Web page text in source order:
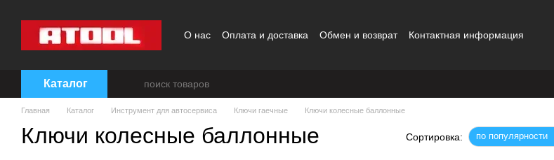
О нас Оплата и доставка Обмен и возврат Контактная информация
Каталог
Главная Каталог Инструмент для автосервиса Ключи гаечные Ключи колесные баллонные
Ключи колесные баллонные Сортировка: по популярности